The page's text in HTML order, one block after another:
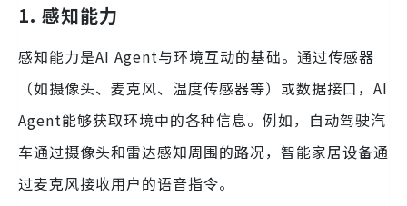
1. 感知能力
感知能力是AI Agent与环境互动的基础。通过传感器
（如摄像头、麦克风、温度传感器等）或数据接口，AI
Agent能够获取环境中的各种信息。例如，自动驾驶汽
车通过摄像头和雷达感知周围的路况，智能家居设备通
过麦克风接收用户的语音指令。